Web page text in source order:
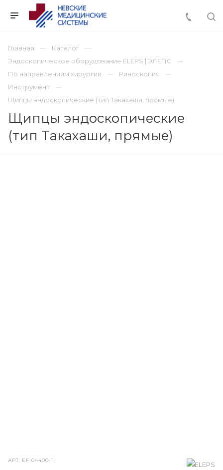
Главная
Каталог
Эндоскопическое оборудование ELEPS | ЭЛЕПС
По направлениям хирургии
Риноскопия
Инструмент
Щипцы эндоскопические (тип Tакахаши, прямые)
Щипцы эндоскопические
(тип Tакахаши, прямые)
АРТ. EF-04400-1